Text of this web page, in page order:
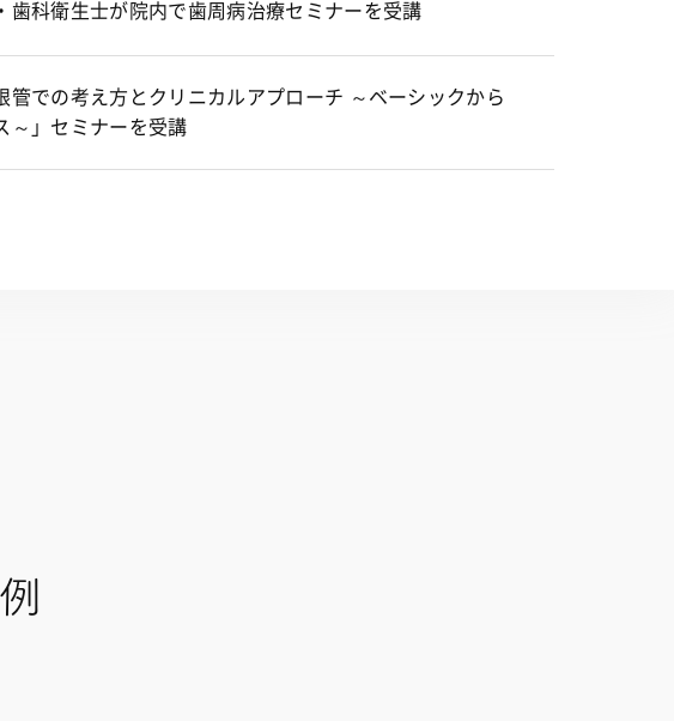
歯科衛生士が院内で歯周病治療セミナーを受講
管での考え方とクリニカルアプローチ ～ベーシックから
～」セミナーを受講